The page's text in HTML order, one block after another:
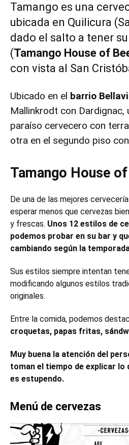
Tamango es una
ubicada en Quilicura
dado el salto a tener
(Tamango House of
con vista al San
Ubicado en el barrio
Mallinkrodt con Dardignac,
paraíso cervecero con
otra en el segundo piso
Tamango House
De una de las mejores
esperar menos que cervezas
y frescas. Unos 12 estilos de
podemos probar en su bar y
cambiando según la
Sus estilos siempre intentan
modificando algunos estilos
originales.
Entre la comida, podemos
croquetas, papas fritas,
Muy buena la atención del
toman el tiempo de explicar lo
es estupendo.
Menú de cervezas